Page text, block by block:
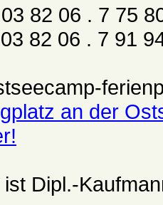
82 06 . 7 75
82 06 . 7 91
an der
ist Dipl.-